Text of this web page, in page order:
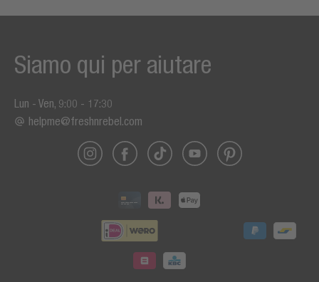
Siamo qui per aiutare
Lun - Ven, 9:00 - 17:30
helpme@freshnrebel.com